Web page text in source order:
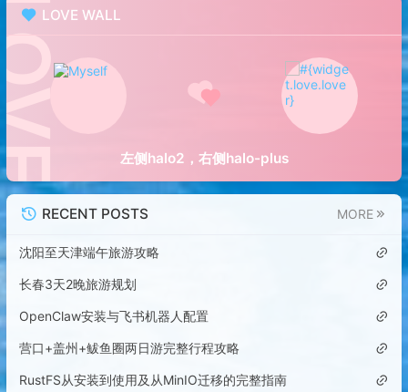
LOVE WALL
左侧halo2，右侧halo-plus
RECENT POSTS MORE
沈阳至天津端午旅游攻略
长春3天2晚旅游规划
OpenClaw安装与飞书机器人配置
营口+盖州+鲅鱼圈两日游完整行程攻略
RustFS从安装到使用及从MinIO迁移的完整指南